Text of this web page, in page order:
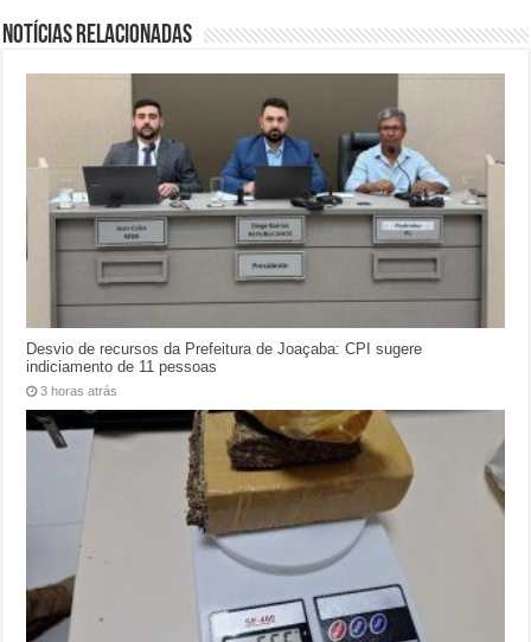
Notícias relacionadas
Desvio de recursos da Prefeitura de Joaçaba: CPI sugere
indiciamento de 11 pessoas
3 horas atrás